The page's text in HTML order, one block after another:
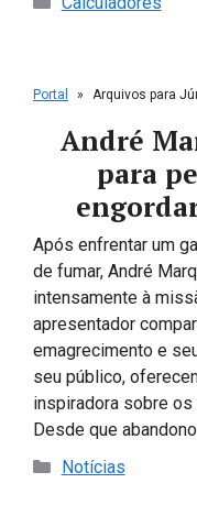
Portal » Arquivos para
André
para
Após enfrentar um
de fumar, André
intensamente à
apresentador
emagrecimento e
seu público,
inspiradora sobre
Desde que
Categorias
Notícias